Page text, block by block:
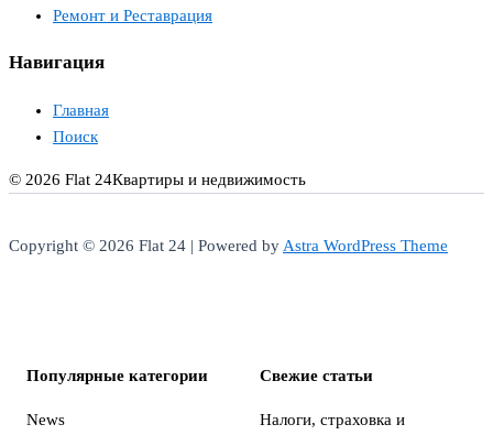
Ремонт и Реставрация
Навигация
Главная
Поиск
© 2026 Flat 24Квартиры и недвижимость
Copyright © 2026 Flat 24 | Powered by Astra WordPress Theme
Популярные категории
News
Свежие статьи
Налоги, страховка и